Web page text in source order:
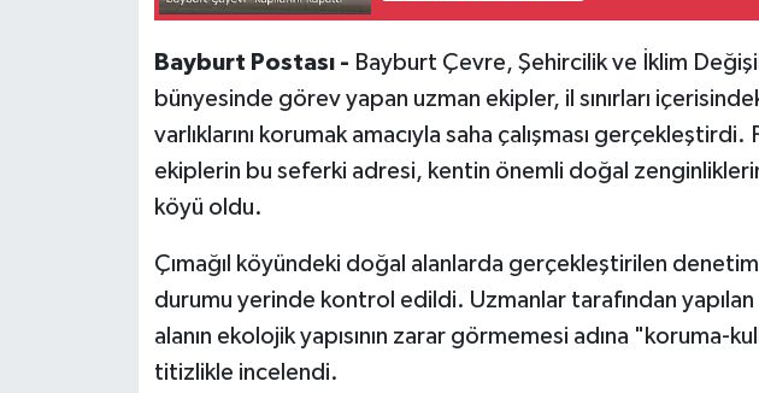
Bayburt Postası - Bayburt Çevre, Şehircilik ve İklim
bünyesinde görev yapan uzman ekipler, il sınırları
varlıklarını korumak amacıyla saha çalışması
ekiplerin bu seferki adresi, kentin önemli doğal zenginliklerini
köyü oldu.
Çımağıl köyündeki doğal alanlarda gerçekleştirilen
durumu yerinde kontrol edildi. Uzmanlar tarafından
alanın ekolojik yapısının zarar görmemesi adına "koruma-
titizlikle incelendi.